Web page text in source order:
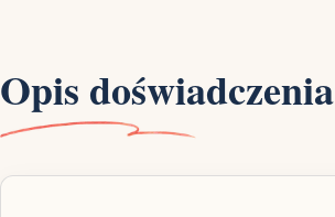
Opis doświadczenia